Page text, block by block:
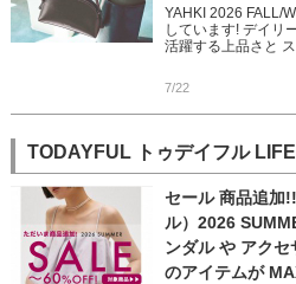
YAHKI 2026 FALL/
しています! デイリ
活躍する上品さと
7/22
TODAYFUL トゥデイフル
セール 商品追加
ル）2026
ンダル や アク
のアイテムが